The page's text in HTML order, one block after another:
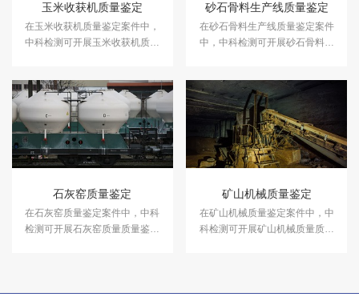
玉米收获机质量鉴定
在玉米收获机质量鉴定案件中，
中科检测可开展玉米收获机质量
砂石骨料生产线质量鉴定
在砂石骨料生产线质量鉴定案件
中，中科检测可开展砂石骨料生
石灰窑质量鉴定
在石灰窑质量鉴定案件中，中科
检测可开展石灰窑质量质量鉴定
矿山机械质量鉴定
在矿山机械质量鉴定案件中，中
科检测可开展矿山机械质量质量